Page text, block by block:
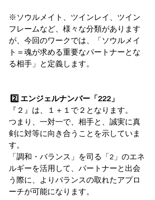
※ソウルメイト、ツインレイ、ツイン
フレームなど、様々な分類があります
が、今回のワークでは、「ソウルメイ
ト＝魂が求める重要なパートナーとな
る相手」と定義します。
2️⃣ エンジェルナンバー「222」
『２』は、１＋１で２となります。
つまり、一対一で、相手と、誠実に真
剣に対等に向き合うことを示していま
す。
「調和・バランス」を司る「2」のエネ
ルギーを活用して、パートナーと出会
う際に、よりバランスの取れたアプロ
ーチが可能になります。